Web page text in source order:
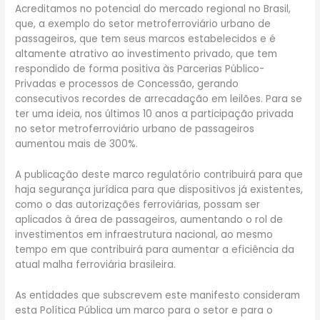
Acreditamos no potencial do mercado regional no Brasil,
que, a exemplo do setor metroferroviário urbano de
passageiros, que tem seus marcos estabelecidos e é
altamente atrativo ao investimento privado, que tem
respondido de forma positiva às Parcerias Público-
Privadas e processos de Concessão, gerando
consecutivos recordes de arrecadação em leilões. Para se
ter uma ideia, nos últimos 10 anos a participação privada
no setor metroferroviário urbano de passageiros
aumentou mais de 300%.
A publicação deste marco regulatório contribuirá para que
haja segurança jurídica para que dispositivos já existentes,
como o das autorizações ferroviárias, possam ser
aplicados à área de passageiros, aumentando o rol de
investimentos em infraestrutura nacional, ao mesmo
tempo em que contribuirá para aumentar a eficiência da
atual malha ferroviária brasileira.
As entidades que subscrevem este manifesto consideram
esta Política Pública um marco para o setor e para o